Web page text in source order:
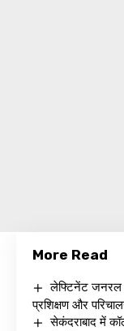
More Read
लेफ्टिनेंट जनरल
प्रशिक्षण और
सेकंदराबाद में